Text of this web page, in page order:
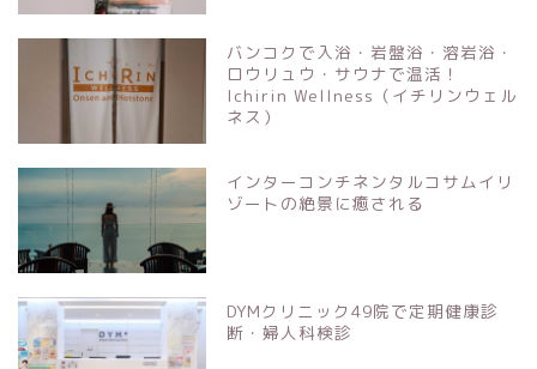
バンコクで入浴・岩盤浴・溶岩浴・
ロウリュウ・サウナで温活！
Ichirin Wellness（イチリンウェル
ネス）
インターコンチネンタルコサムイリ
ゾートの絶景に癒される
DYMクリニック49院で定期健康診
断・婦人科検診